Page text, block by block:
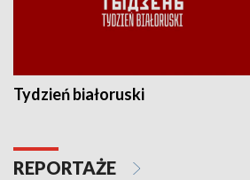
Tydzień białoruski
REPORTAŻE